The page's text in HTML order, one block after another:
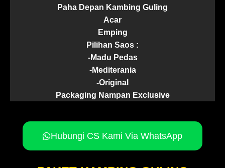
Paha Depan Kambing Guling
Acar
Emping
Pilihan Saos :
-Madu Pedas
-Mediterania
-Original
Packaging Nampan Exclusive
Hubungi CS Kami Via WhatsApp